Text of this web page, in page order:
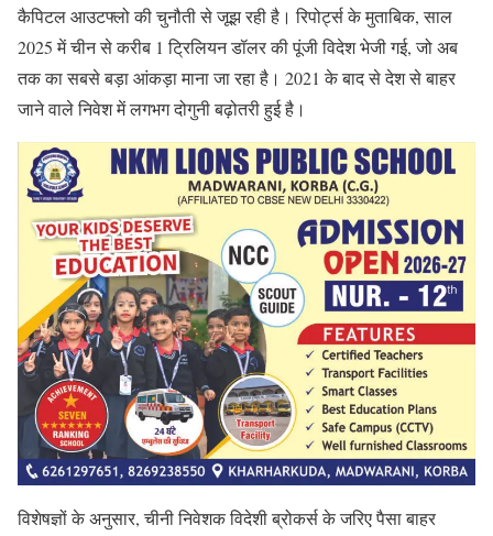
कैपिटल आउटफ्लो की चुनौती से जूझ रही है। रिपोर्ट्स के मुताबिक, साल
2025 में चीन से करीब 1 ट्रिलियन डॉलर की पूंजी विदेश भेजी गई, जो अब
तक का सबसे बड़ा आंकड़ा माना जा रहा है। 2021 के बाद से देश से बाहर
जाने वाले निवेश में लगभग दोगुनी बढ़ोतरी हुई है।
विशेषज्ञों के अनुसार, चीनी निवेशक विदेशी ब्रोकर्स के जरिए पैसा बाहर